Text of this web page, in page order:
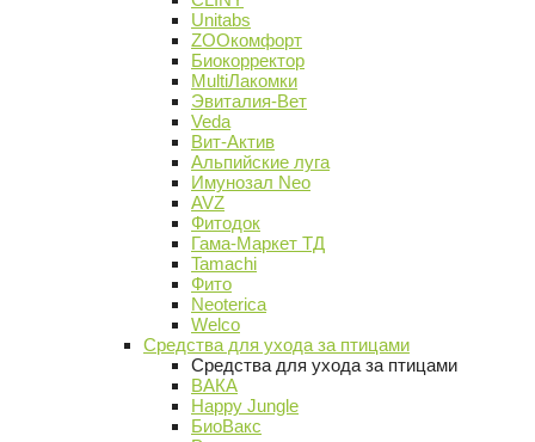
Unitabs
ZOOкомфорт
Биокорректор
MultiЛакомки
Эвиталия-Вет
Veda
Вит-Актив
Альпийские луга
Имунозал Neo
AVZ
Фитодок
Гама-Маркет ТД
Tamachi
Фито
Neoterica
Welco
Средства для ухода за птицами
Средства для ухода за птицами
ВАКА
Happy Jungle
БиоВакс